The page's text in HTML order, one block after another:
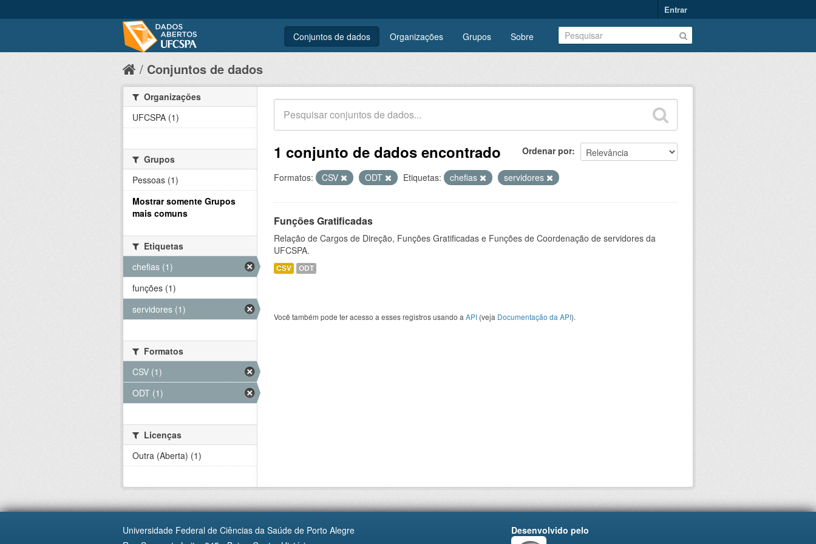
Entrar
Conjuntos de dados Organizações Grupos Sobre
Conjuntos de dados
Ordenar por
1 conjunto de dados encontrado
Formatos: CSV ODT Etiquetas: chefias servidores
Funções Gratificadas
Relação de Cargos de Direção, Funções Gratificadas e Funções de Coordenação de servidores da
UFCSPA.
CSV ODT
Você também pode ter acesso a esses registros usando a API (veja Documentação da API).
Organizações
UFCSPA (1)
Grupos
Pessoas (1)
Mostrar somente Grupos
mais comuns
Etiquetas
chefias (1)
funções (1)
servidores (1)
Formatos
CSV (1)
ODT (1)
Licenças
Outra (Aberta) (1)
Universidade Federal de Ciências da Saúde de Porto Alegre
Desenvolvido pelo